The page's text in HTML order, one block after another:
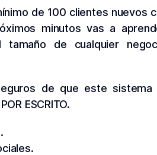
de 100 clientes nuevos
minutos vas a
tamaño de cualquier
de que este sistema
ESCRITO.